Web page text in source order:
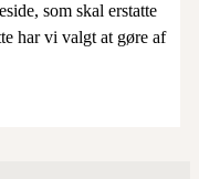
som skal erstatte
har vi valgt at gøre af